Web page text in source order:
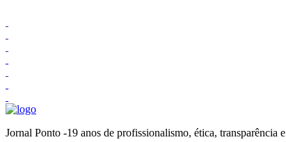
Jornal Ponto -19 anos de profissionalismo, ética,